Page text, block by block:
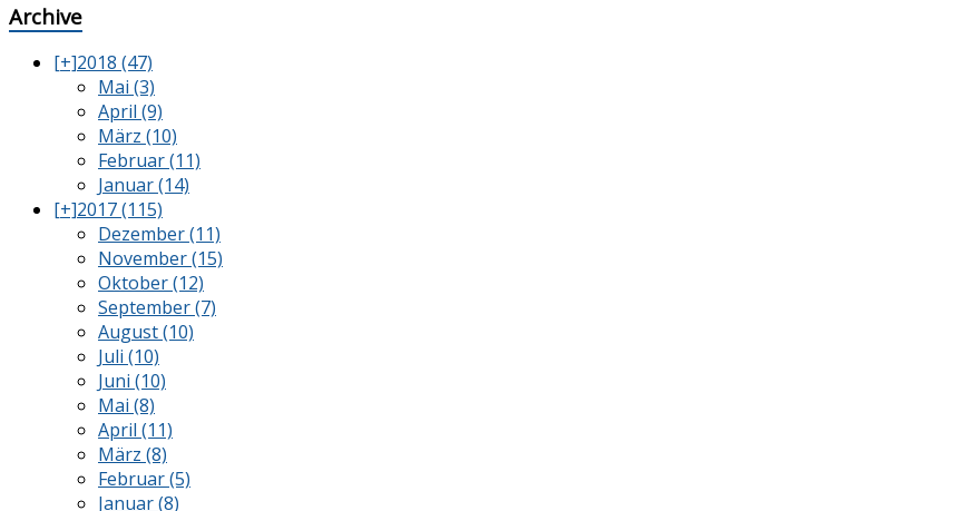
Archive
[+]2018 (47)
Mai (3)
April (9)
März (10)
Februar (11)
Januar (14)
[+]2017 (115)
Dezember (11)
November (15)
Oktober (12)
September (7)
August (10)
Juli (10)
Juni (10)
Mai (8)
April (11)
März (8)
Februar (5)
Januar (8)